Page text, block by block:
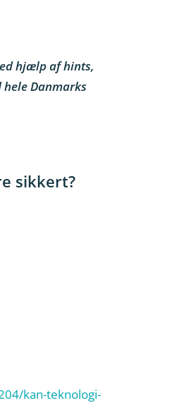
hjælp af hints,
Danmarks
sikkert?
kan-teknologi-